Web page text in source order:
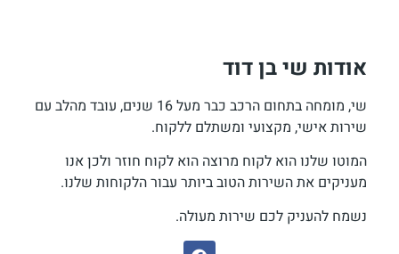
אודות שי בן דוד
שי, מומחה בתחום הרכב כבר מעל 16 שנים, עובד מהלב עם
שירות אישי, מקצועי ומשתלם ללקוח.
המוטו שלנו הוא לקוח מרוצה הוא לקוח חוזר ולכן אנו
מעניקים את השירות הטוב ביותר עבור הלקוחות שלנו.
נשמח להעניק לכם שירות מעולה.